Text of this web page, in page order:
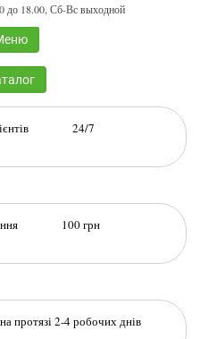
до 18.00, Сб-Вс выходной
клієнтів 24/7
100 грн
протязі 2-4 робочих днів